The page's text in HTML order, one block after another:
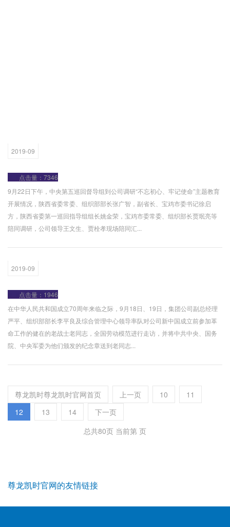
2019-09
点击量：7346
9月22日下午，中央第五巡回督导组到公司调研“不忘初心、牢记使命”主题教育
开展情况，陕西省委常委、组织部部长张广智，副省长、宝鸡市委书记徐启
方，陕西省委第一巡回指导组组长姚金荣，宝鸡市委常委、组织部长贾珉亮等
陪同调研，公司领导王文生、贾栓孝现场陪同汇...
2019-09
点击量：1946
在中华人民共和国成立70周年来临之际，9月18日、19日，集团公司副总经理
严平、组织部部长李平良及综合管理中心领导率队对公司新中国成立前参加革
命工作的健在的老战士老同志，全国劳动模范进行走访，并将中共中央、国务
院、中央军委为他们颁发的纪念章送到老同志...
尊龙凯时尊龙凯时官网首页 上一页 10
11
12
13 14
下一页
总共80页 当前第 页
尊龙凯时官网的友情链接